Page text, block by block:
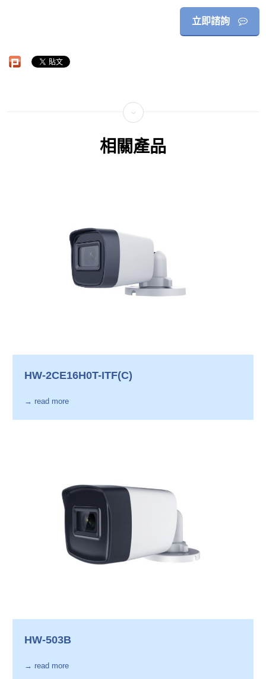
立即諮詢
相關產品
HW-2CE16H0T-ITF(C)
→ read more
HW-503B
→ read more